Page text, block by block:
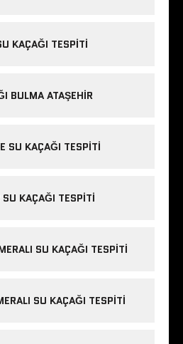
KAÇAĞI TESPITI
BULMA ATAŞEHIR
SU KAÇAĞI TESPITI
SU KAÇAĞI TESPITI
SU KAÇAĞI TESPITI
SU KAÇAĞI TESPITI